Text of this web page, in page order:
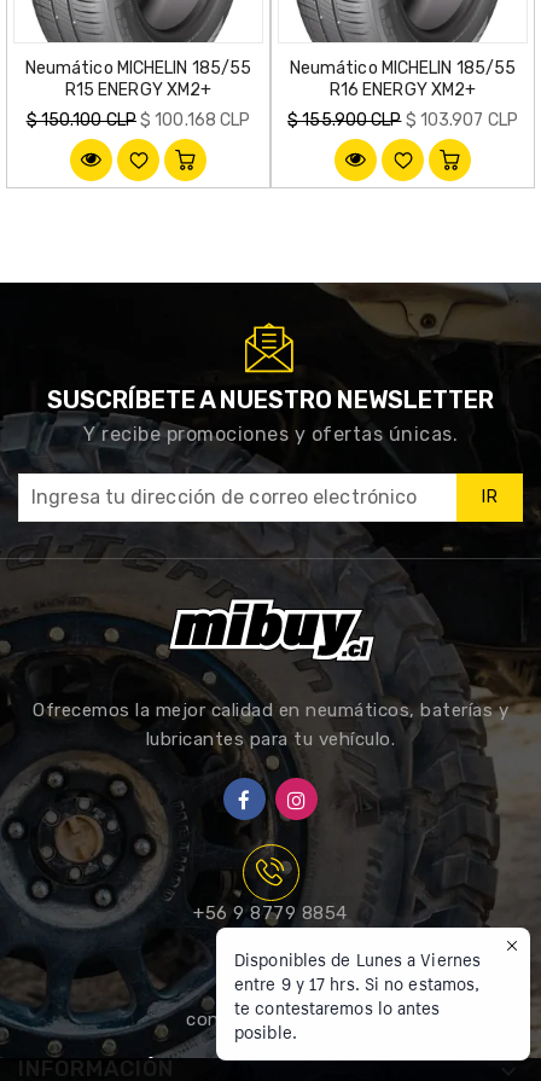
Neumático MICHELIN 185/55
R15 ENERGY XM2+
Precio
habitual
$ 150.100 CLP$ 100.168 CLP
Neumático MICHELIN 185/55
R16 ENERGY XM2+
Precio
habitual
$ 155.900 CLP $ 103.907 CLP
SUSCRÍBETE A NUESTRO NEWSLETTER
Y recibe promociones y ofertas únicas.
IR
Ofrecemos la mejor calidad en neumáticos, baterías y
lubricantes para tu vehículo.
+56 9 8779 8854
contacto@mibuy.cl
INFORMACIÓN
Disponibles de Lunes a Viernes
entre 9 y 17 hrs. Si no estamos,
te contestaremos lo antes
posible.